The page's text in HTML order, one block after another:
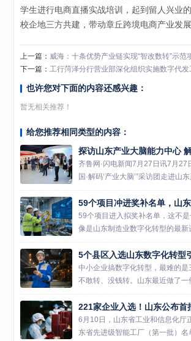
学生进行电商直播实战培训，起到留人兴业
校企地三方共建，带动章丘跨境电商产业发展
上一篇： 威海：十条优势产业链实现“智改数转”示范
下一篇：工行菏泽分行营业部深化组织实施数字代发
也许您对下面的内容还感兴趣：
暂无相关推荐！
给您推荐相同类型的内容：
齐鲁网·闪电新闻7月27日讯7月27
国·解码‘产业大脑’”采访团走进山
心。 山东是我国重要的工业大省
大类。近年来，山东深入实施数字
程”、...
59个项目进入拟奖补名单，这不
像是山东制造业数字化转型的最新
日，山东省工业和信息化厅发布
业数字化转型领域奖补名单的公
容，这批项目经...
中小企业搞数字化转型，最难的是
不敢转、没钱转。山东最近做了一
骨头”啃下来。 哪5个县区入选了
业和信息化厅发布2026年山东省...
6月10日，山东省工业和信息化厅
东省先进级智能工厂（第一批）名